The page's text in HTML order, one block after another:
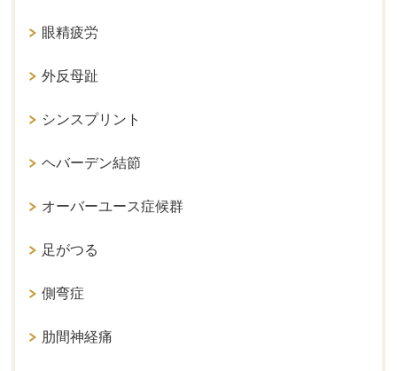
眼精疲労
外反母趾
シンスプリント
ヘバーデン結節
オーバーユース症候群
足がつる
側弯症
肋間神経痛